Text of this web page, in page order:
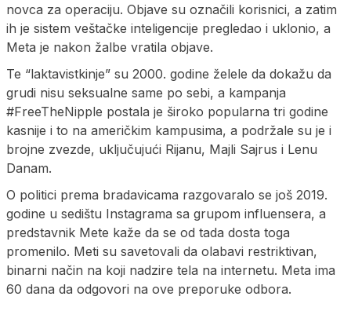
novca za operaciju. Objave su označili korisnici, a zatim
ih je sistem veštačke inteligencije pregledao i uklonio, a
Meta je nakon žalbe vratila objave.
Te “laktavistkinje” su 2000. godine želele da dokažu da
grudi nisu seksualne same po sebi, a kampanja
#FreeTheNipple postala je široko popularna tri godine
kasnije i to na američkim kampusima, a podržale su je i
brojne zvezde, uključujući Rijanu, Majli Sajrus i Lenu
Danam.
O politici prema bradavicama razgovaralo se još 2019.
godine u sedištu Instagrama sa grupom influensera, a
predstavnik Mete kaže da se od tada dosta toga
promenilo. Meti su savetovali da olabavi restriktivan,
binarni način na koji nadzire tela na internetu. Meta ima
60 dana da odgovori na ove preporuke odbora.